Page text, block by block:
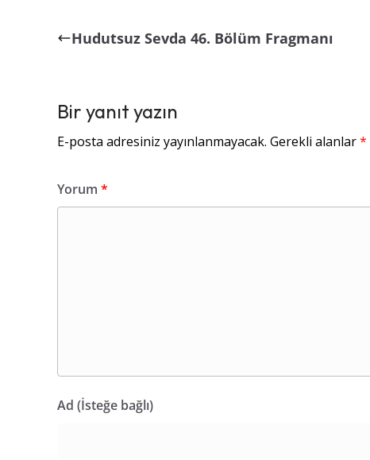
Hudutsuz Sevda 46. Bölüm Fragmanı
Bir yanıt yazın
E-posta adresiniz yayınlanmayacak. Gerekli alanlar*
Yorum *
Ad (İsteğe bağlı)